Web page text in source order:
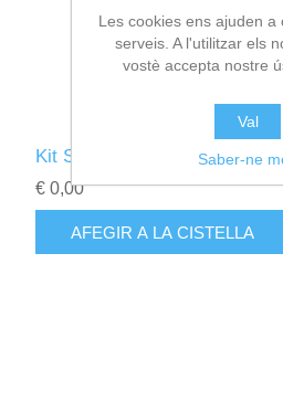
Kit Solar Fotovoltaico DS3
€ 0,00
Les cookies ens ajuden a
serveis. A l'utilitzar els
vostè accepta nostre
Val
Saber-ne